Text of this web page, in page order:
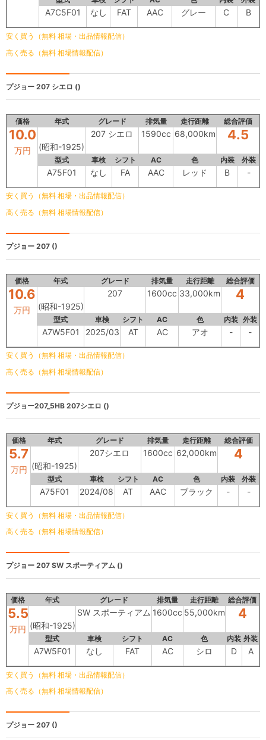
A7C5F01 なし FAT AAC グレー C B
安く買う（無料 相場・出品情報配信）
高く売る（無料 相場情報配信）
プジョー 207 シエロ ()
価格 年式 グレード 排気量 走行距離 総合評価
10.0
万円 (昭和-1925)
207 シエロ 1590cc 68,000km 4.5
型式 車検 シフト AC 色 内装 外装
A75F01 なし FA AAC レッド B -
安く買う（無料 相場・出品情報配信）
高く売る（無料 相場情報配信）
プジョー 207 ()
価格 年式 グレード 排気量 走行距離 総合評価
10.6
万円 (昭和-1925)
207 1600cc 33,000km 4
型式 車検 シフト AC 色 内装 外装
A7W5F01 2025/03 AT AC アオ - -
安く買う（無料 相場・出品情報配信）
高く売る（無料 相場情報配信）
プジョー207_5HB 207シエロ ()
価格 年式 グレード 排気量 走行距離 総合評価
5.7
万円 (昭和-1925)
207シエロ 1600cc 62,000km 4
型式 車検 シフト AC 色 内装 外装
A75F01 2024/08 AT AAC ブラック - -
安く買う（無料 相場・出品情報配信）
高く売る（無料 相場情報配信）
プジョー 207 SW スポーティアム ()
価格 年式 グレード 排気量 走行距離 総合評価
5.5
万円 (昭和-1925)
SW スポーティアム 1600cc 55,000km 4
型式 車検 シフト AC 色 内装 外装
A7W5F01 なし FAT AC シロ D A
安く買う（無料 相場・出品情報配信）
高く売る（無料 相場情報配信）
プジョー 207 ()